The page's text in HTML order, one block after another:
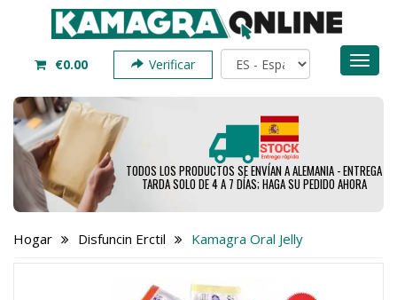
€0.00 Verificar
TODOS LOS PRODUCTOS SE ENVÍAN A ALEMANIA - ENTREGA
TARDA SOLO DE 4 A 7 DÍAS; HAGA SU PEDIDO AHORA
Hogar Disfuncin Erctil Kamagra Oral Jelly